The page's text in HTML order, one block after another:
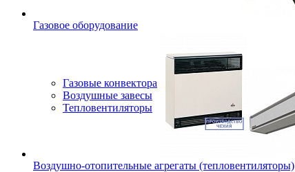
Газовое оборудование
Газовые конвектора
Воздушные завесы
Тепловентиляторы
Воздушно-отопительные агрегаты (тепловентиляторы)